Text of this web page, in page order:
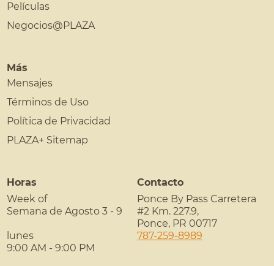
Películas
Negocios@PLAZA
Más
Mensajes
Términos de Uso
Política de Privacidad
PLAZA+ Sitemap
Horas
Week of
Semana de Agosto 3 - 9
lunes
9:00 AM - 9:00 PM
Contacto
Ponce By Pass Carretera
#2 Km. 227.9,
Ponce, PR 00717
787-259-8989